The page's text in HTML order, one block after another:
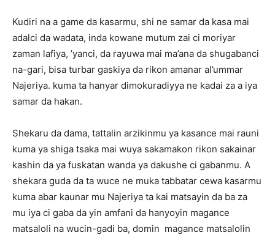
Kudiri na a game da kasarmu, shi ne samar da kasa mai
adalci da wadata, inda kowane mutum zai ci moriyar
zaman lafiya, ’yanci, da rayuwa mai ma’ana da shugabanci
na-gari, bisa turbar gaskiya da rikon amanar al’ummar
Najeriya. kuma ta hanyar dimokuradiyya ne kadai za a iya
samar da hakan.
Shekaru da dama, tattalin arzikinmu ya kasance mai rauni
kuma ya shiga tsaka mai wuya sakamakon rikon sakainar
kashin da ya fuskatan wanda ya dakushe ci gabanmu. A
shekara guda da ta wuce ne muka tabbatar cewa kasarmu
kuma abar kaunar mu Najeriya ta kai matsayin da ba za
mu iya ci gaba da yin amfani da hanyoyin magance
matsaloli na wucin-gadi ba, domin magance matsalolin